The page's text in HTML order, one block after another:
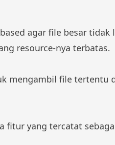
agar file besar
resource-nya terbatas.
mengambil file tertentu
fitur yang tercatat